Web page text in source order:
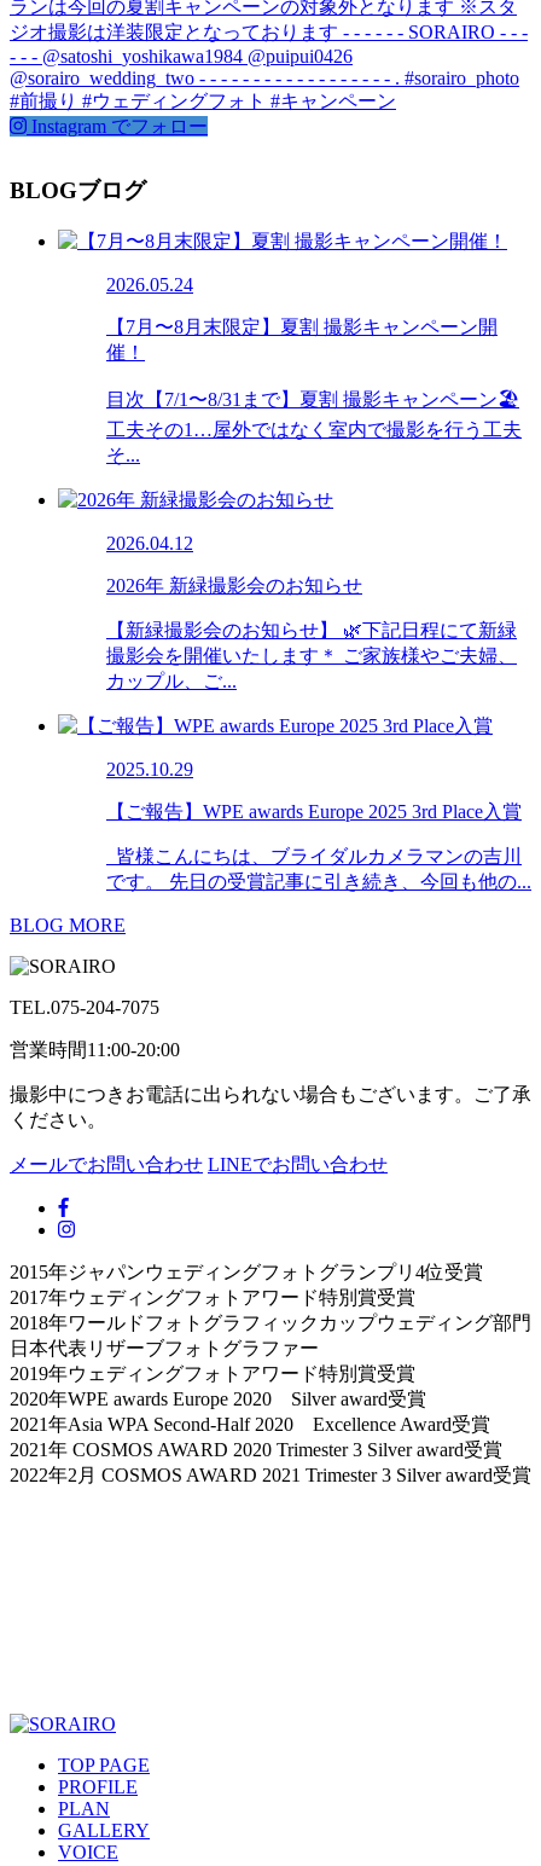
Instagram でフォロー
BLOGブログ
2026.05.24
【7月〜8月末限定】夏割 撮影キャンペーン開
催！
目次【7/1〜8/31まで】夏割 撮影キャンペーン🏖️
工夫その1…屋外ではなく室内で撮影を行う工夫
そ...
2026.04.12
2026年 新緑撮影会のお知らせ
【新緑撮影会のお知らせ】 🌿下記日程にて新緑
撮影会を開催いたします＊ ご家族様やご夫婦、
カップル、ご...
2025.10.29
【ご報告】WPE awards Europe 2025 3rd Place入賞
皆様こんにちは、ブライダルカメラマンの吉川
です。 先日の受賞記事に引き続き、今回も他の...
BLOG MORE
TEL.075-204-7075
営業時間11:00-20:00
撮影中につきお電話に出られない場合もございます。ご了承
ください。
メールでお問い合わせ LINEでお問い合わせ
2015年ジャパンウェディングフォトグランプリ4位受賞
2017年ウェディングフォトアワード特別賞受賞
2018年ワールドフォトグラフィックカップウェディング部門
日本代表リザーブフォトグラファー
2019年ウェディングフォトアワード特別賞受賞
2020年WPE awards Europe 2020 Silver award受賞
2021年Asia WPA Second-Half 2020 Excellence Award受賞
2021年 COSMOS AWARD 2020 Trimester 3 Silver award受賞
2022年2月 COSMOS AWARD 2021 Trimester 3 Silver award受賞
TOP PAGE
PROFILE
PLAN
GALLERY
VOICE